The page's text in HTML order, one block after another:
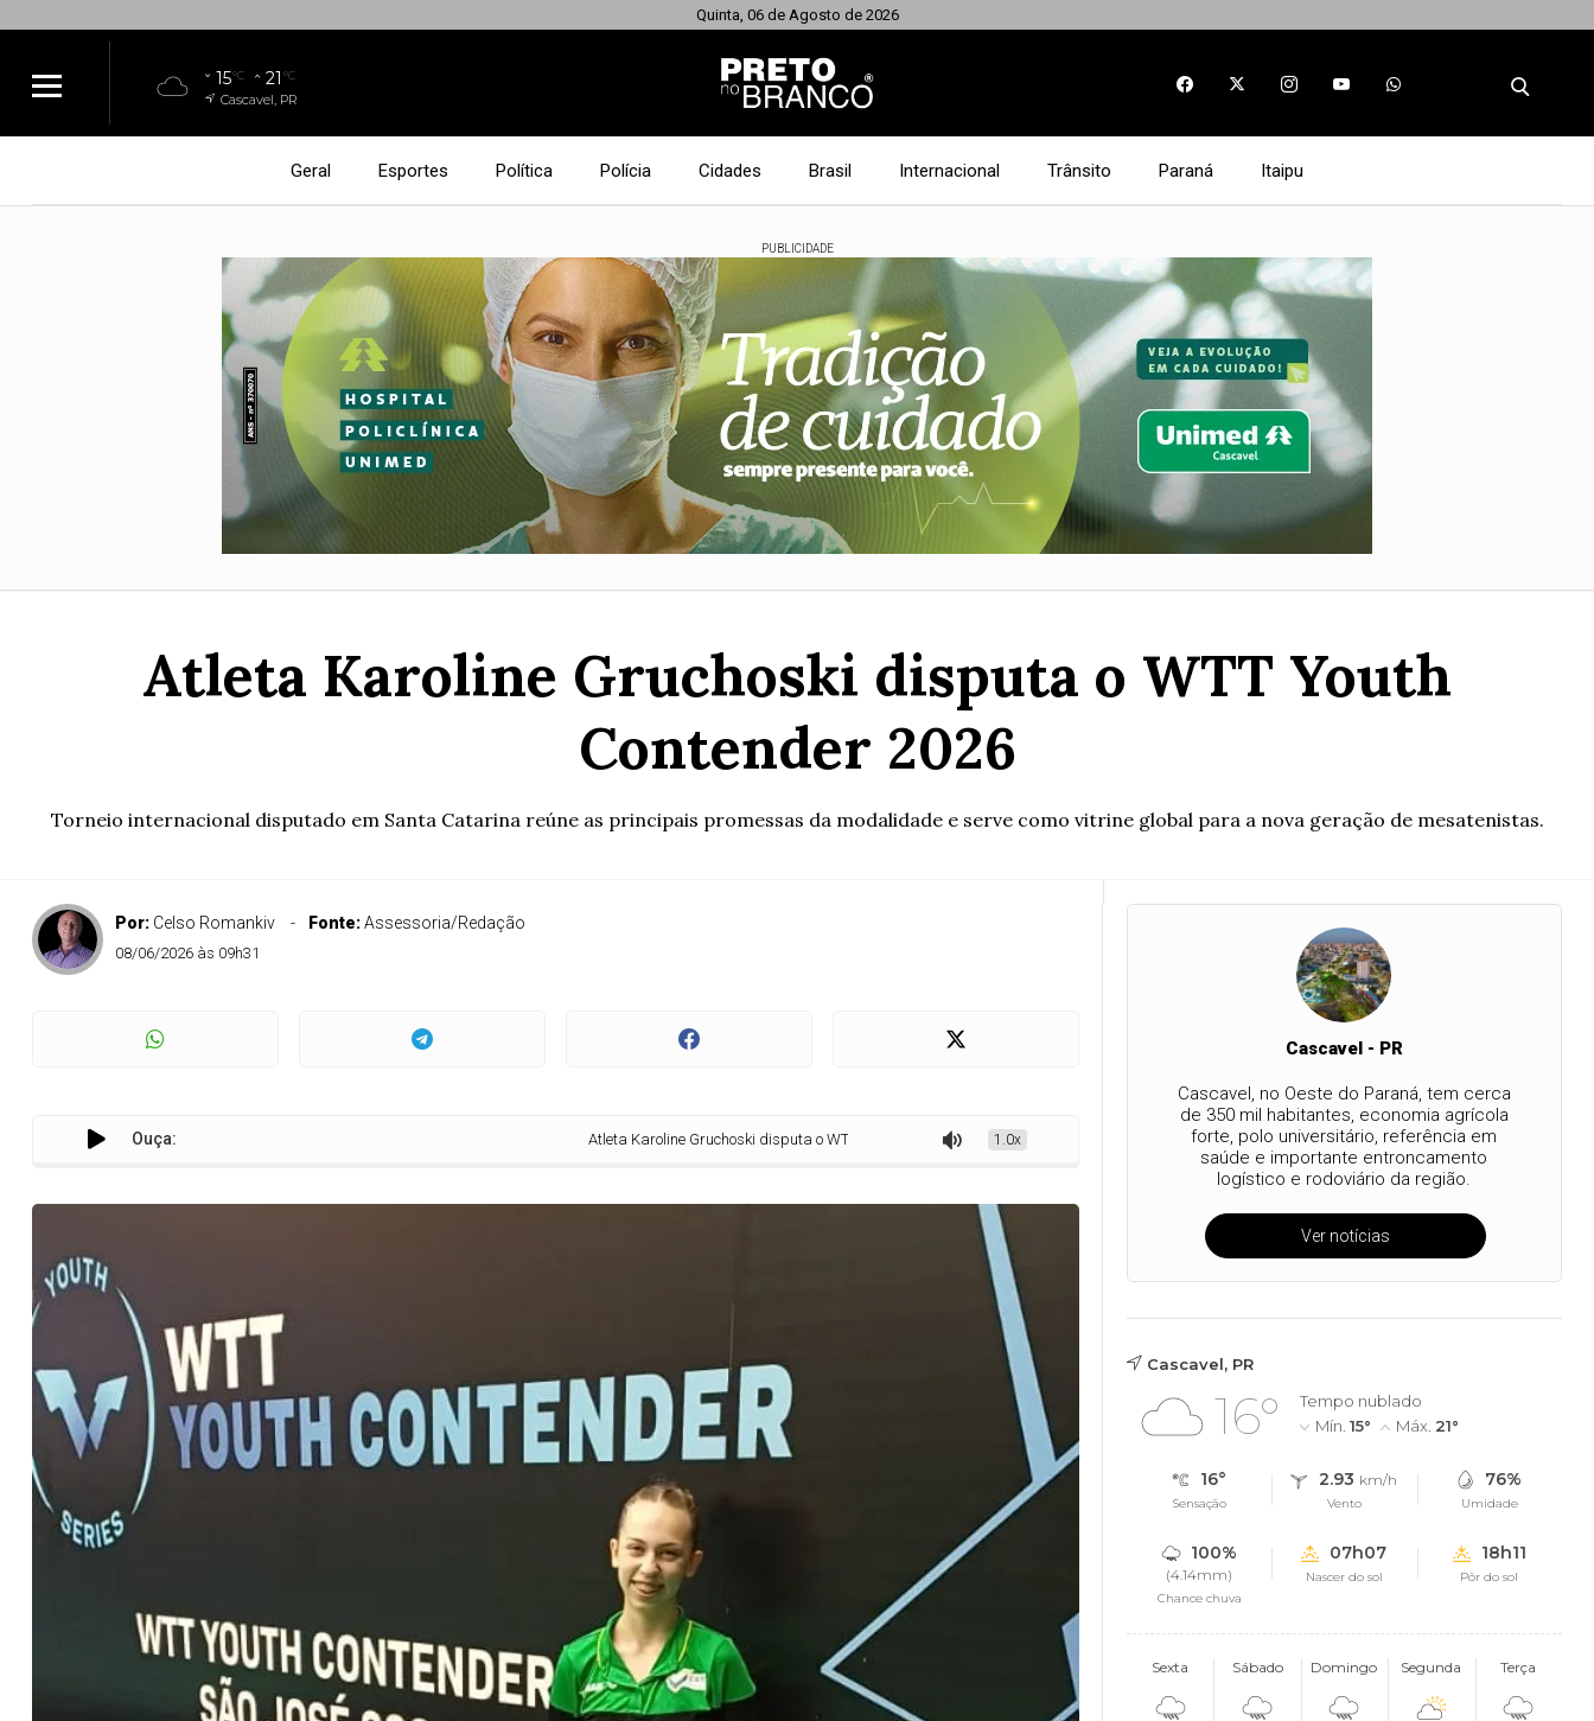
Quinta, 06 de Agosto de 2026
15°C 21 °C
Cascavel, PR
Geral Esportes Política Polícia Cidades Brasil Internacional Trânsito Paraná Itaipu
PUBLICIDADE
Atleta Karoline Gruchoski disputa o WTT Youth
Contender 2026
Torneio internacional disputado em Santa Catarina reúne as principais promessas da modalidade e serve como vitrine global para a nova geração de mesatenistas.
Por: Celso Romankiv Fonte:Assessoria/Redação
08/06/2026 às 09h31
Ouça: Atleta Karoline Gruchoski disputa o WTT Youth Contender 2026 1.0x
Cascavel - PR
Cascavel, no Oeste do Paraná, tem cerca
de 350 mil habitantes, economia agrícola
forte, polo universitário, referência em
saúde e importante entroncamento
logístico e rodoviário da região.
Ver notícias
Cascavel, PR
16°
Tempo nublado
Mín. 15° Máx. 21°
16°
Sensação
2.93 km/h
Vento
76%
Umidade
100%
(4.14mm)
Chance chuva
07h07
Nascer do sol
18h11
Pôr do sol
Sexta Sábado Domingo Segunda Terça